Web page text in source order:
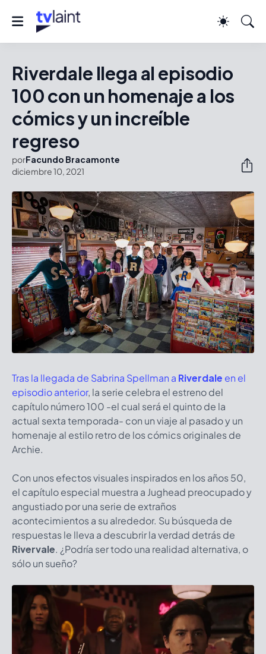
Riverdale llega al episodio
100 con un homenaje a los
cómics y un increíble
regreso
porFacundo Bracamonte
diciembre 10, 2021
Tras la llegada de Sabrina Spellman a Riverdale en el
episodio anterior, la serie celebra el estreno del
capítulo número 100 -el cual será el quinto de la
actual sexta temporada- con un viaje al pasado y un
homenaje al estilo retro de los cómics originales de
Archie.
Con unos efectos visuales inspirados en los años 50,
el capítulo especial muestra a Jughead preocupado y
angustiado por una serie de extraños
acontecimientos a su alrededor. Su búsqueda de
respuestas le lleva a descubrir la verdad detrás de
Rivervale. ¿Podría ser todo una realidad alternativa, o
sólo un sueño?